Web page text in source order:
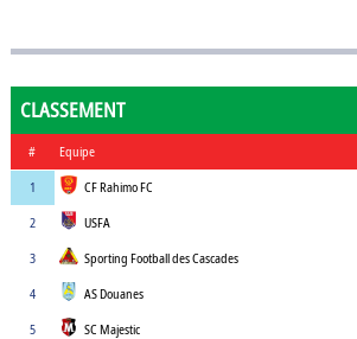
CLASSEMENT
# Equipe
1
CF Rahimo FC
2
USFA
3
Sporting Football des Cascades
4
AS Douanes
5
SC Majestic